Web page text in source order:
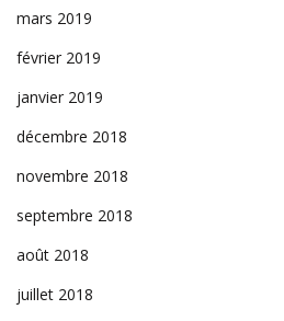
mars 2019
février 2019
janvier 2019
décembre 2018
novembre 2018
septembre 2018
août 2018
juillet 2018